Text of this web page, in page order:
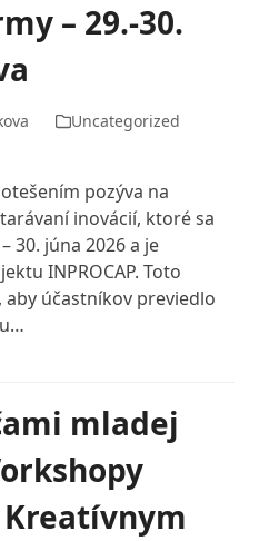
– 29.-30.
Uncategorized
pozýva na
inovácií, ktoré sa
30. júna 2026 a je
INPROCAP. Toto
účastníkov previedlo
mladej